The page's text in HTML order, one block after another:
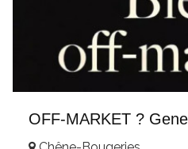
OFF-MARKET ?